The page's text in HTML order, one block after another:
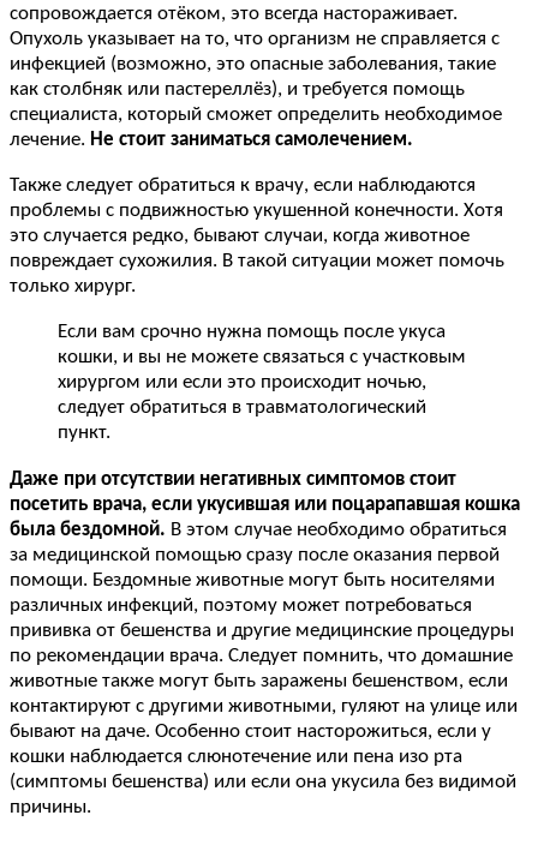
сопровождается отёком, это всегда настораживает.
Опухоль указывает на то, что организм не справляется с
инфекцией (возможно, это опасные заболевания, такие
как столбняк или пастереллёз), и требуется помощь
специалиста, который сможет определить необходимое
лечение. Не стоит заниматься самолечением.
Также следует обратиться к врачу, если наблюдаются
проблемы с подвижностью укушенной конечности. Хотя
это случается редко, бывают случаи, когда животное
повреждает сухожилия. В такой ситуации может помочь
только хирург.
Если вам срочно нужна помощь после укуса
кошки, и вы не можете связаться с участковым
хирургом или если это происходит ночью,
следует обратиться в травматологический
пункт.
Даже при отсутствии негативных симптомов стоит
посетить врача, если укусившая или поцарапавшая кошка
была бездомной. В этом случае необходимо обратиться
за медицинской помощью сразу после оказания первой
помощи. Бездомные животные могут быть носителями
различных инфекций, поэтому может потребоваться
прививка от бешенства и другие медицинские процедуры
по рекомендации врача. Следует помнить, что домашние
животные также могут быть заражены бешенством, если
контактируют с другими животными, гуляют на улице или
бывают на даче. Особенно стоит насторожиться, если у
кошки наблюдается слюнотечение или пена изо рта
(симптомы бешенства) или если она укусила без видимой
причины.